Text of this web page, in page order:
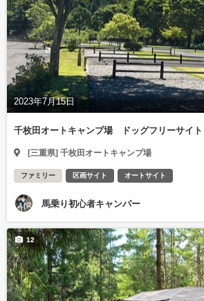
2023年7月15日
千枚田オートキャンプ場 ドッグフリーサイト
[三重県] 千枚田オートキャンプ場
ファミリー 区画サイト オートサイト
馬乗り初心者キャンパー
12